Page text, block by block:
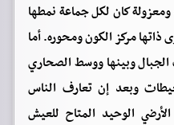
كان لكل جماعة نمطها
ذاتها مركز الكون ومحوره. أما
وبينها ووسط الصحاري
وبعد إن تعارف الناس
الوحيد المتاح للعيش